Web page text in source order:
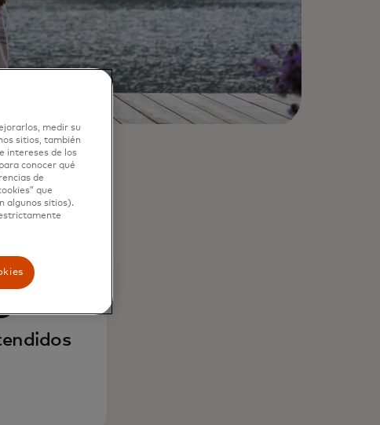
medir su
sitios, también
intereses de los
conocer qué
de
que
algunos sitios).